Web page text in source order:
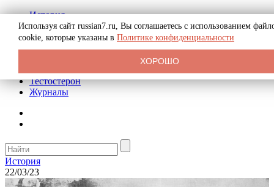
История
Биография
Криминал
Реклама на сайте
Тестостерон
Журналы
История
22/03/23
Используя сайт russian7.ru, Вы соглашаетесь с использованием
cookie, которые указаны в Политике конфиденциальности
ХОРОШО